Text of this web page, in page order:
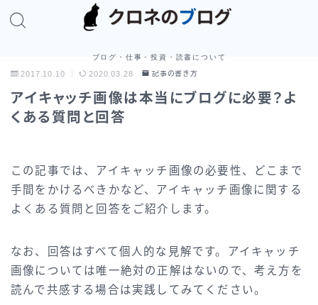
ブログ・仕事・投資・読書について
2017.10.10 2020.03.28 記事の書き方
アイキャッチ画像は本当にブログに必要？よ
くある質問と回答
この記事では、アイキャッチ画像の必要性、どこまで
手間をかけるべきかなど、アイキャッチ画像に関する
よくある質問と回答をご紹介します。
なお、回答はすべて個人的な見解です。アイキャッチ
画像については唯一絶対の正解はないので、考え方を
読んで共感する場合は実践してみてください。